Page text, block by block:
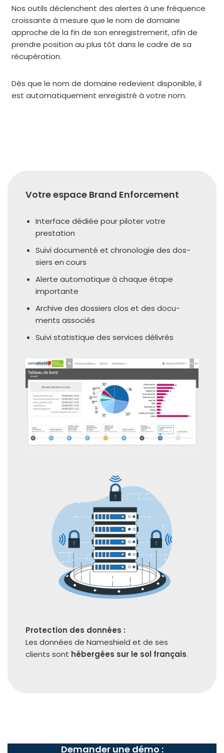
Nos outils déclenchent des alertes à une fré­quence
crois­sante à mesure que le nom de domaine
approche de la fin de son enre­gis­tre­ment, afin de
prendre posi­tion au plus tôt dans le cadre de sa
récu­pé­ra­tion.
Dès que le nom de domaine rede­vient dis­po­nible, il
est auto­ma­ti­que­ment enre­gis­tré à votre nom.
Votre espace Brand Enforcement
Interface dédiée pour pilo­ter votre
prestation​
Suivi docu­men­té et chro­no­lo­gie des dos­
siers en cours​
Alerte auto­ma­tique à chaque étape
importante​
Archive des dos­siers clos et des docu­
ments associés​
Suivi sta­tis­tique des ser­vices déli­vrés
Protection des don­nées :
Les don­nées de Nameshield et de ses
clients sont héber­gées sur le sol fran­çais.
Demander une démo :